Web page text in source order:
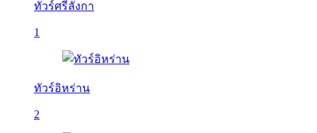
ทัวร์ศรีลังกา
1
ทัวร์อิหร่าน
2